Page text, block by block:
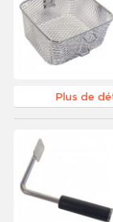
Plus de